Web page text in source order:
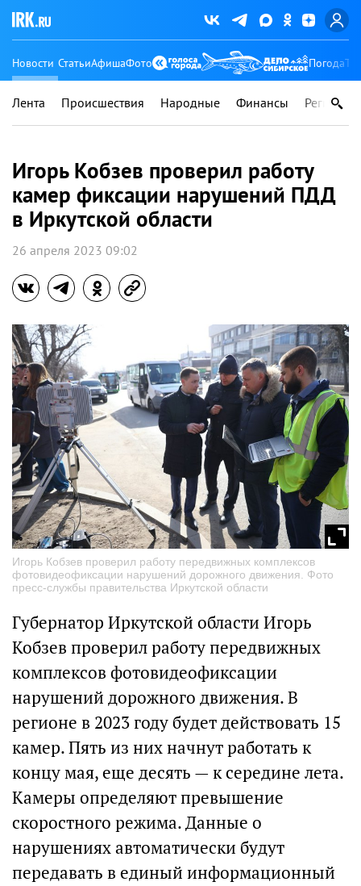
Новости СтатьиАфишаФото Погода
Лента Происшествия Народные Финансы Регионы
Игорь Кобзев проверил работу
камер фиксации нарушений ПДД
в Иркутской области
26 апреля 2023 09:02
Игорь Кобзев проверил работу передвижных комплексов
фотовидеофиксации нарушений дорожного движения. Фото
пресс-службы правительства Иркутской области
Губернатор Иркутской области Игорь
Кобзев проверил работу передвижных
комплексов фотовидеофиксации
нарушений дорожного движения. В
регионе в 2023 году будет действовать 15
камер. Пять из них начнут работать к
концу мая, еще десять — к середине лета.
Камеры определяют превышение
скоростного режима. Данные о
нарушениях автоматически будут
передавать в единый информационный